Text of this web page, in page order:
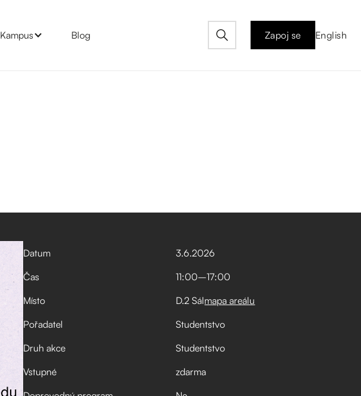
Kampus Blog Zapoj se English
Datum 3.6.2026
Čas
11:00–⁠17:00
Místo
D.2 Sálmapa areálu
Pořadatel
Studentstvo
Druh akce
Studentstvo
Vstupné
zdarma